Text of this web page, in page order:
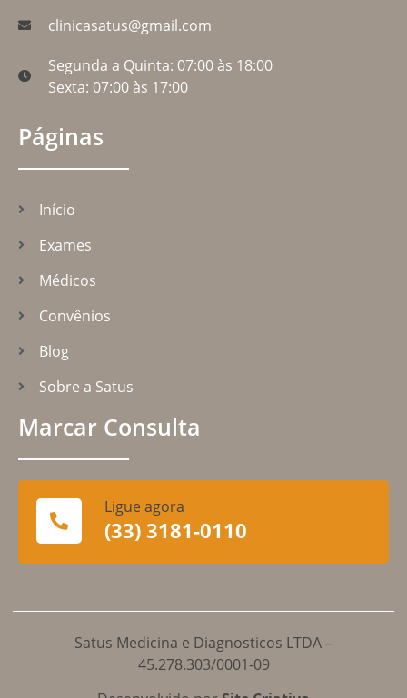
clinicasatus@gmail.com
Segunda a Quinta: 07:00 às 18:00
Sexta: 07:00 às 17:00
Páginas
Início
Exames
Médicos
Convênios
Blog
Sobre a Satus
Marcar Consulta
Ligue agora
(33) 3181-0110
Satus Medicina e Diagnosticos LTDA –
45.278.303/0001-09